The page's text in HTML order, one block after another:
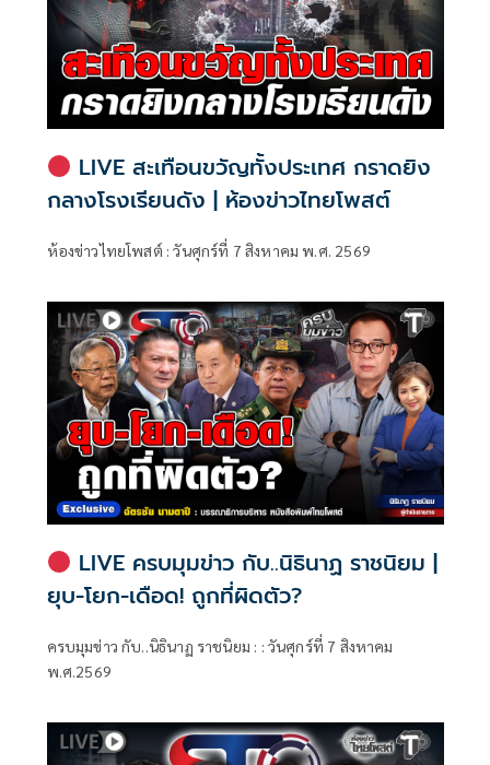
LIVE สะเทือนขวัญทั้งประเทศ กราดยิง
กลางโรงเรียนดัง | ห้องข่าวไทยโพสต์
ห้องข่าวไทยโพสต์ : วันศุกร์ที่ 7 สิงหาคม พ.ศ. 2569
LIVE ครบมุมข่าว กับ..นิธินาฏ ราชนิยม |
ยุบ-โยก-เดือด! ถูกที่ผิดตัว?
ครบมุมข่าว กับ..นิธินาฏ ราชนิยม : : วันศุกร์ที่ 7 สิงหาคม
พ.ศ.2569